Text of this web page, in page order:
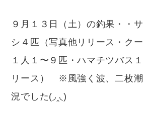
９月１３日（土）の釣果・・
シ４匹（写真他リリース・ク
１人１〜９匹・ハマチツバス
リース） ※風強く波、二枚潮
況でした(◞‸◟)